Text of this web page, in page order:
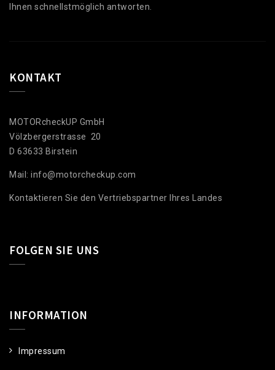
Ihnen schnellstmöglich antworten.
KONTAKT
MOTORcheckUP GmbH
Völzbergerstrasse 20
D 63633 Birstein
Mail: info@motorcheckup.com
Kontaktieren Sie den Vertriebspartner Ihres Landes
FOLGEN SIE UNS
INFORMATION
Impressum